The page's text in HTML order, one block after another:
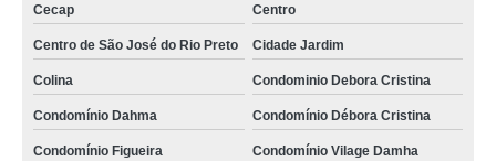
Cecap Centro
Centro de São José do Rio Preto Cidade Jardim
Colina Condominio Debora Cristina
Condomínio Dahma Condomínio Débora Cristina
Condomínio Figueira Condomínio Vilage Damha